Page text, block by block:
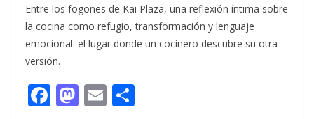
Entre los fogones de Kai Plaza, una reflexión íntima sobre
la cocina como refugio, transformación y lenguaje
emocional: el lugar donde un cocinero descubre su otra
versión.
F M E